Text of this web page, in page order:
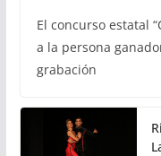
El concurso estatal
a la persona
grabación